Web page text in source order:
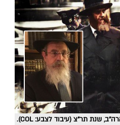
כ"ק אדמו"ר הריי"צ בעת מסעו לארה"ב, שנת תר"צ (עיבוד לצבע: COL).